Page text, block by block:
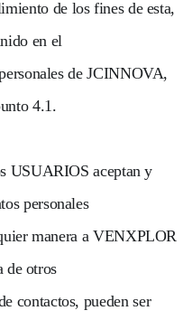
de los fines de esta,
en el
de JCINNOVA,
4.1.
USUARIOS aceptan y
personales
manera a VENXPLOR
de otros
contactos, pueden ser